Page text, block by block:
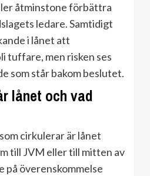
åtminstone förbättra
ledare. Samtidigt
i lånet att
tuffare, men risken ses
som står bakom beslutet.
lånet och vad
cirkulerar är lånet
till JVM eller till mitten av
på överenskommelse